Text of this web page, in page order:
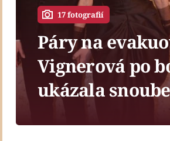
17 fotografií
Páry na
Vignerová po
ukázala